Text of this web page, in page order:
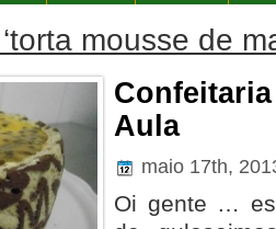
mousse de
Confeitaria
Aula
maio 17th,
Oi gente …